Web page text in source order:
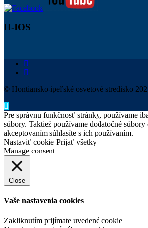
H-IOS
© Hontiansko-ipeľské osvetové stredisko
Pre správnu funkčnosť stránky, používame
súbory. Taktiež používame dodatočné súbory
akceptovaním súhlasíte s ich používaním.
Nastaviť cookie Prijať všetky
Manage consent
Close
Vaše nastavenia cookies
Zakliknutím prijímate uvedené cookie